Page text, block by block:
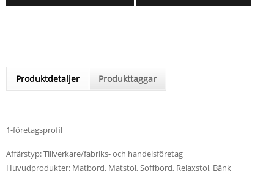
Produktdetaljer Produkttaggar
1-företagsprofil
Affärstyp: Tillverkare/fabriks- och handelsföretag
Huvudprodukter: Matbord, Matstol, Soffbord, Relaxstol, Bänk